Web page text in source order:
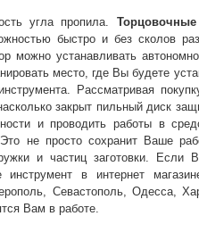
угла пропила.
быстро и без сколов
можно устанавливать
место, где Вы будете
Рассматривая
закрыт пильный диск
и проводить работы в
Это не просто сохранит Ваше
и частиц заготовки. Если
инструмент в интернет
Севастополь,
Вам в работе.